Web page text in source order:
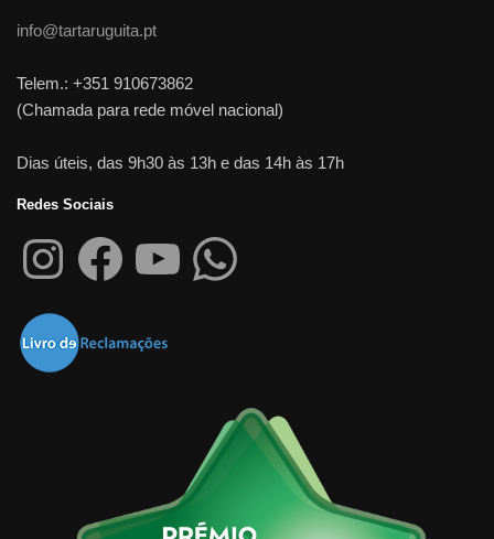
info@tartaruguita.pt
Telem.: +351 910673862
(Chamada para rede móvel nacional)
Dias úteis, das 9h30 às 13h e das 14h às 17h
Redes Sociais